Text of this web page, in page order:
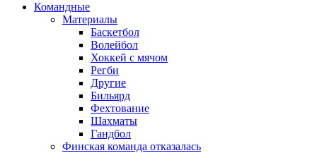
Командные
Материалы
Баскетбол
Волейбол
Хоккей с мячом
Регби
Другие
Бильярд
Фехтование
Шахматы
Гандбол
Финская команда отказалась